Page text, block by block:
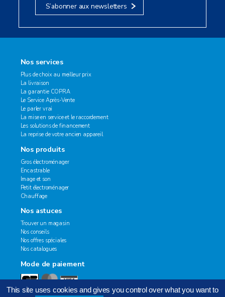
S’abonner aux newsletters
Nos services
Plus de choix au meilleur prix
La livraison
La garantie COPRA
Le Service Après-Vente
Le parler vrai
La mise en service et le raccordement
Les solutions de financement
La reprise de votre ancien appareil
Nos produits
Gros électroménager
Encastrable
Image et son
Petit électroménager
Chauffage
Nos astuces
Trouver un magasin
Nos conseils
Nos offres spéciales
Nos catalogues
Mode de paiement
This site uses cookies and gives you control over what you want to